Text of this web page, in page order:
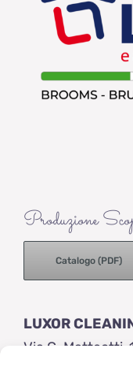
Produzione
Catalogo (PDF)
LUXOR
Via G. Matteotti,